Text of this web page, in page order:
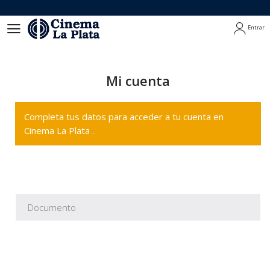
Entrar
Mi cuenta
Completa tus datos para acceder a tu cuenta en
Cinema La Plata .